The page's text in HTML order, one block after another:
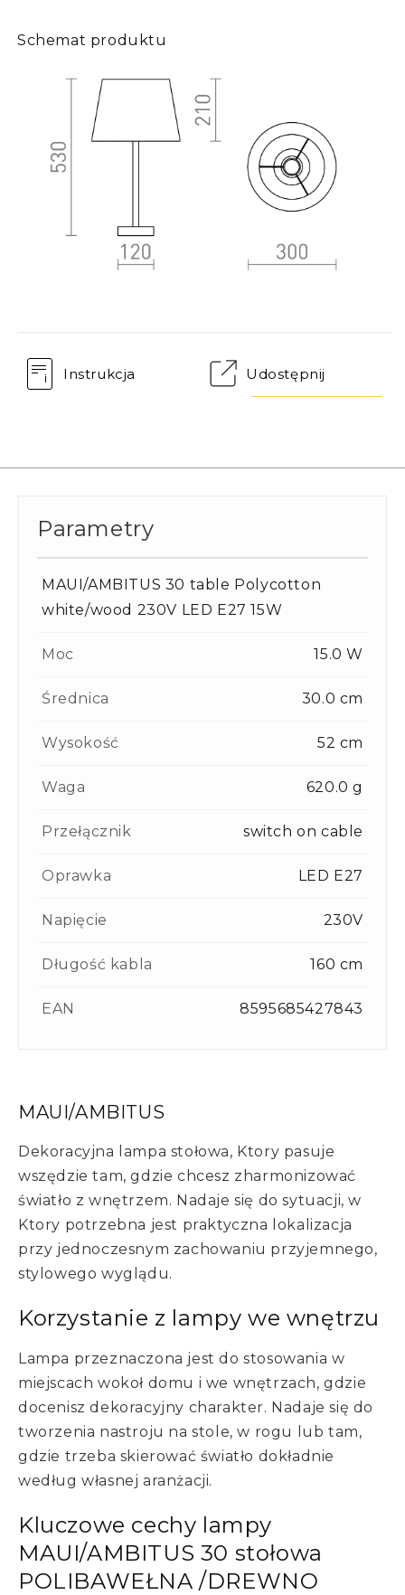
Schemat produktu
Instrukcja Udostępnij
MAUI/AMBITUS
Dekoracyjna lampa stołowa, Ktory pasuje
wszędzie tam, gdzie chcesz zharmonizować
światło z wnętrzem. Nadaje się do sytuacji, w
Ktory potrzebna jest praktyczna lokalizacja
przy jednoczesnym zachowaniu przyjemnego,
stylowego wyglądu.
Korzystanie z lampy we wnętrzu
Lampa przeznaczona jest do stosowania w
miejscach wokoł domu i we wnętrzach, gdzie
docenisz dekoracyjny charakter. Nadaje się do
tworzenia nastroju na stole, w rogu lub tam,
gdzie trzeba skierować światło dokładnie
według własnej aranżacji.
Kluczowe cechy lampy
MAUI/AMBITUS 30 stołowa
POLIBAWEŁNA /DREWNO
Parametry
MAUI/AMBITUS 30 table Polycotton
white/wood 230V LED E27 15W
Moc 15.0 W
Średnica 30.0 cm
Wysokość 52 cm
Waga 620.0 g
Przełącznik switch on cable
Oprawka LED E27
Napięcie 230V
Długość kabla 160 cm
EAN 8595685427843